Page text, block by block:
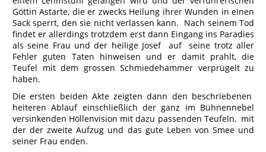
Göttin Astarte, die er zwecks Heilung ihrer Wunden in einen
Sack sperrt, den sie nicht verlassen kann. Nach seinem Tod
findet er allerdings trotzdem erst dann Eingang ins Paradies
als seine Frau und der heilige Josef auf seine trotz aller
Fehler guten Taten hinweisen und er damit prahlt, die
Teufel mit dem grossen Schmiedehammer verprügelt zu
haben.
Die ersten beiden Akte zeigten dann den beschriebenen
heiteren Ablauf einschließlich der ganz im Bühnennebel
versinkenden Höllenvision mit dazu passenden Teufeln, mit
der der zweite Aufzug und das gute Leben von Smee und
seiner Frau enden.